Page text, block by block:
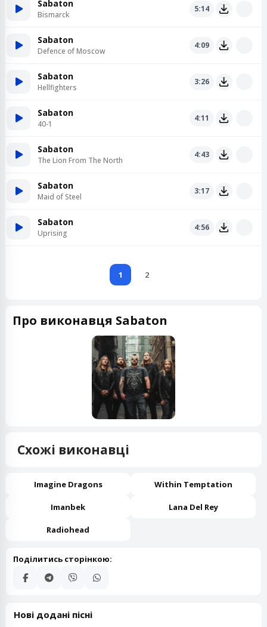
Sabaton
Bismarck
5:14
Sabaton
Defence of Moscow
4:09
Sabaton
Hellfighters
3:26
Sabaton
40-1
4:11
Sabaton
The Lion From The North
4:43
Sabaton
Maid of Steel
3:17
Sabaton
Uprising
4:56
1 2
Про виконавця Sabaton
Схожі виконавці
Imagine Dragons Within Temptation
Imanbek Lana Del Rey
Radiohead
Поділитись сторінкою:
Нові додані пісні